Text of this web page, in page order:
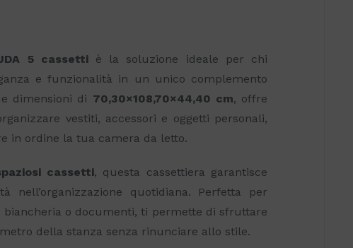
5 cassettiè la soluzione ideale per chi
e funzionalità in un unico complemento
dimensioni di 70,30×108,70×44,40 cm, offre
vestiti, accessori e oggetti personali,
in ordine la tua camera da letto.
cassetti, questa cassettiera garantisce
nell’organizzazione quotidiana. Perfetta per
biancheria o documenti, ti permette di sfruttare
della stanza senza rinunciare allo stile.